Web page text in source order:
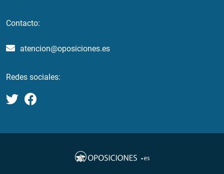
Contacto:
atencion@oposiciones.es
Redes sociales: